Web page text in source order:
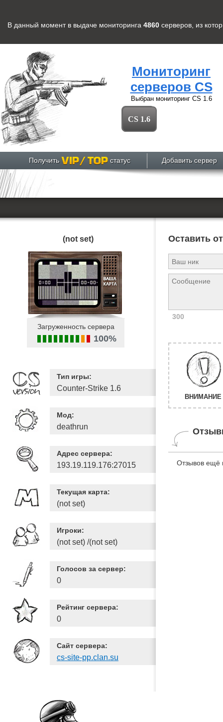
В данный момент в выдаче мониторинга 4860 серверов , из
Мониторинг
серверов CS
Выбран мониторинг CS 1.6
CS 1.6
Получить статус Добавить сервер
(not set)
Загруженность сервера
100%
Тип игры:
Counter-Strike 1.6
Мод:
deathrun
Адрес сервера:
193.19.119.176:27015
Текущая карта:
(not set)
Игроки:
(not set) /(not set)
Голосов за сервер:
0
Рейтинг сервера:
0
Сайт сервера:
cs-site-pp.clan.su
Оставить
300
ВНИМАНИЕ
Отзывов ещё